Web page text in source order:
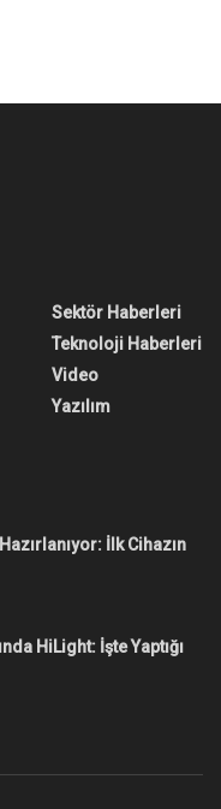
Sektör Haberleri
Teknoloji Haberleri
Video
Yazılım
İlk Cihazın
HiLight: İşte Yaptığı